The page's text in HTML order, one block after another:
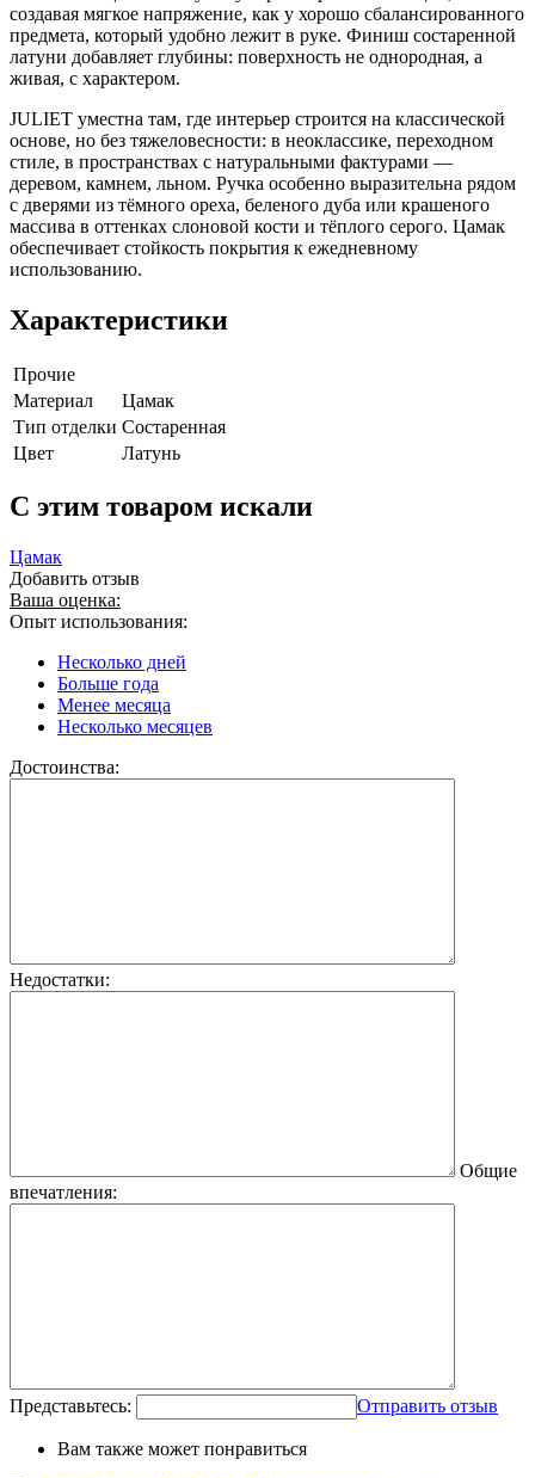
создавая мягкое напряжение, как у хорошо сбалансированного
предмета, который удобно лежит в руке. Финиш состаренной
латуни добавляет глубины: поверхность не однородная, а
живая, с характером.
JULIET уместна там, где интерьер строится на классической
основе, но без тяжеловесности: в неоклассике, переходном
стиле, в пространствах с натуральными фактурами —
деревом, камнем, льном. Ручка особенно выразительна рядом
с дверями из тёмного ореха, беленого дуба или крашеного
массива в оттенках слоновой кости и тёплого серого. Цамак
обеспечивает стойкость покрытия к ежедневному
использованию.
Характеристики
Прочие
Материал
Цамак
Тип отделки Состаренная
Цвет
Латунь
C этим товаром искали
Цамак
Добавить отзыв
Ваша оценка:
Опыт использования:
Несколько дней
Больше года
Менее месяца
Несколько месяцев
Достоинства:
Недостатки:
Общие
впечатления:
Представьтесь: Отправить отзыв
Вам также может понравиться